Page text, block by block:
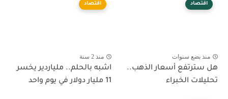
اقتصاد
منذ بضع سنوات
هل سترتفع أسعار الذهب..
تحليلات الخبراء
اقتصاد
منذ 2 سنة
اشبه بالحلم.. ملياردير يخسر
11 مليار دولار في يوم واحد